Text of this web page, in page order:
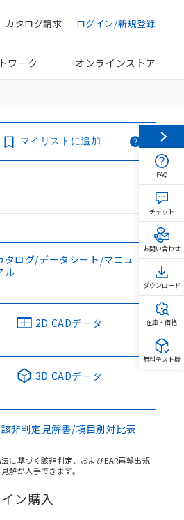
ログイン/新規登録
カタログ請求
ワーク オンラインストア
マイリストに追加
タログ/データシート/マニュ
ル
2D CADデータ
3D CADデータ
該非判定見解書/項目別対比表
に基づく該非判定、およびEAR再輸出規
解が入手できます。
ン購入
FAQ
チャット
お問い合わせ
ダウンロード
在庫・価格
無料テスト機